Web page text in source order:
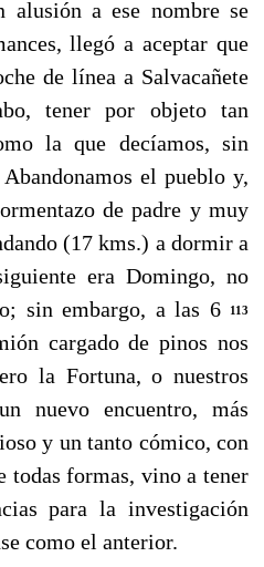
alusión a ese nombre se
llegó a aceptar que
de línea a Salvacañete
tener por objeto tan
la que decíamos, sin
el pueblo y,
de padre y muy
(17 kms.) a dormir a
era Domingo, no
sin embargo, a las 6
113
cargado de pinos nos
la Fortuna, o nuestros
nuevo encuentro, más
y un tanto cómico, con
todas formas, vino a tener
para la investigación
como el anterior.